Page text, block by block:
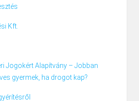
Kft.
Jogokért Alapítvány – Jobban
gyermek, ha drogot kap?